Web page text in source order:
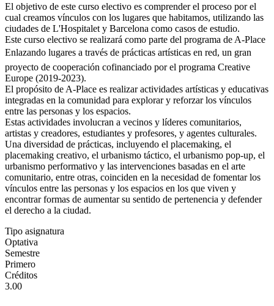
El objetivo de este curso electivo es comprender el proceso por el
cual creamos vínculos con los lugares que habitamos, utilizando las
ciudades de L'Hospitalet y Barcelona como casos de estudio.
Este curso electivo se realizará como parte del programa de A-Place
Enlazando lugares a través de prácticas artísticas en red, un gran
proyecto de cooperación cofinanciado por el programa Creative
Europe (2019-2023).
El propósito de A-Place es realizar actividades artísticas y educativas
integradas en la comunidad para explorar y reforzar los vínculos
entre las personas y los espacios.
Estas actividades involucran a vecinos y líderes comunitarios,
artistas y creadores, estudiantes y profesores, y agentes culturales.
Una diversidad de prácticas, incluyendo el placemaking, el
placemaking creativo, el urbanismo táctico, el urbanismo pop-up, el
urbanismo performativo y las intervenciones basadas en el arte
comunitario, entre otras, coinciden en la necesidad de fomentar los
vínculos entre las personas y los espacios en los que viven y
encontrar formas de aumentar su sentido de pertenencia y defender
el derecho a la ciudad.
Tipo asignatura
Optativa
Semestre
Primero
Créditos
3.00